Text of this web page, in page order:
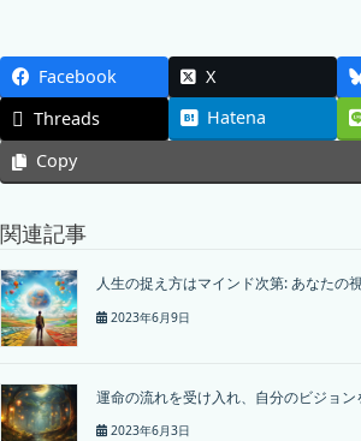
Facebook X
Threads
Hatena
Copy
関連記事
人生の捉え方はマインド次第: あなたの
2023年6月9日
運命の流れを受け入れ、自分のビジョン
2023年6月3日